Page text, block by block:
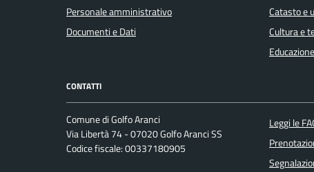
Personale amministrativo
Documenti e Dati
Catasto e
Cultura e
CONTATTI
Comune di Golfo Aranci
Via Libertà 74 - 07020 Golfo Aranci SS
Codice fiscale: 00337180905
Leggi le